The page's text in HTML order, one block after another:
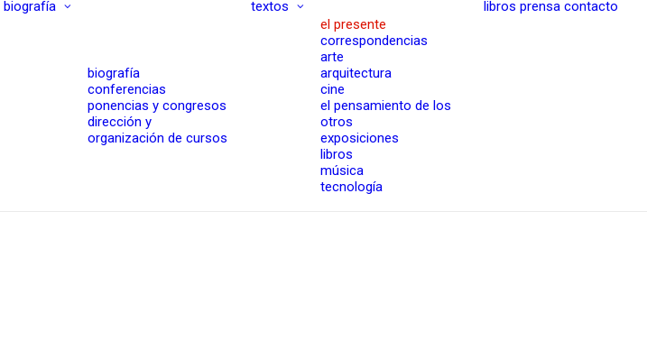
biografía
biografía
conferencias
ponencias y congresos
dirección y
organización de cursos
textos
el presente
correspondencias
arte
arquitectura
cine
el pensamiento de los
otros
exposiciones
libros
música
tecnología
libros prensa contacto